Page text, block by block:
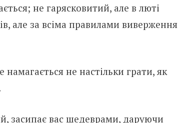
не гарясковитий, але в люті
але за всіма правилами виверження
не настільки грати, як
засипає вас шедеврами, даруючи